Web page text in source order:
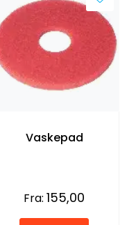
Vaskepad
Fra: 155,00